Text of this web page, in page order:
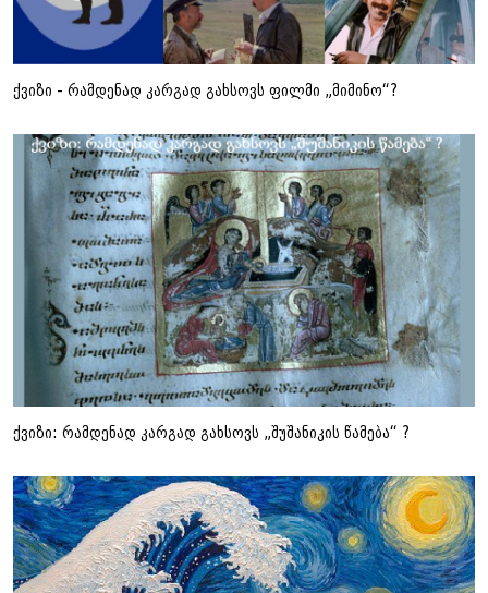
ქვიზი - რამდენად კარგად გახსოვს ფილმი „მიმინო“?
ქვიზი: რამდენად კარგად გახსოვს „შუშანიკის წამება“ ?